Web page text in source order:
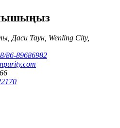
Даси Таун, Wenling City,
86-89686982